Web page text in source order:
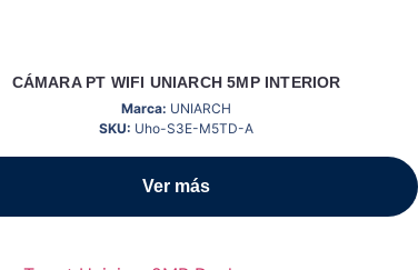
CÁMARA PT WIFI UNIARCH 5MP INTERIOR
Marca: UNIARCH
SKU: Uho-S3E-M5TD-A
Ver más